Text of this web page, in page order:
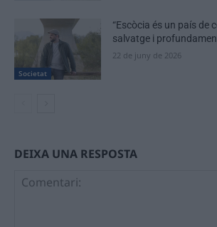
Societat
“Escòcia és un país de
salvatge i
22 de juny de 2026
DEIXA UNA RESPOSTA